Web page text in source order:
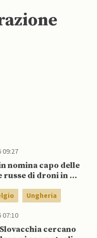
09:27
nomina capo delle
di droni in un
Ungheria
07:10
cercano